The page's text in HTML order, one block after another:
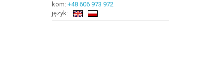
kom: +48 606 973 972
język: